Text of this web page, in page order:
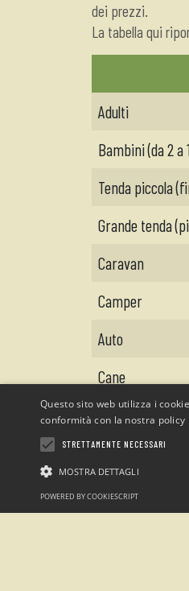
dei prezzi.
La tabella qui
Adulti
Bambini (da 2 a
Tenda piccola
Grande tenda
Caravan
Camper
Auto
Cane
Elettricità
Doccia calda
Questo sito web utilizza i
conformità con la nostra policy
STRETTAMENTE NECESSARI
MOSTRA DETTAGLI
POWERED BY COOKIESCRIPT